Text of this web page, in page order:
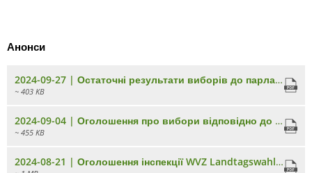
Анонси
2024-09-27 | Остаточні результати виборів до парламенту 2024 року - Офіційний вісник_МОЛ № _282024
~ 403 KB
2024-09-04 | Оголошення про вибори відповідно до § 45 BbgKWahlV.pdf
~ 455 KB
2024-08-21 | Оголошення інспекції WVZ Landtagswahlen.pdf